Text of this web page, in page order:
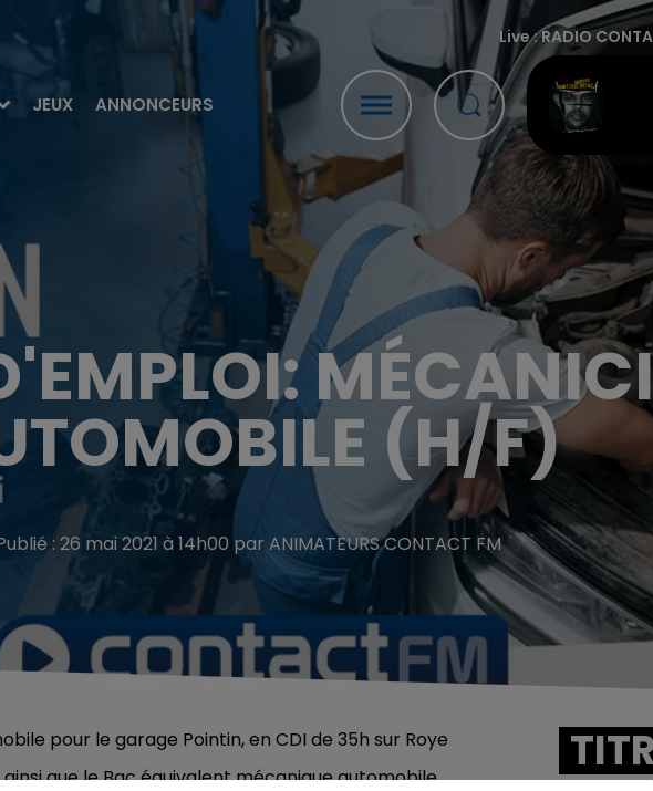
JEUX ANNONCEURS
Live :RADIO
(H/F)
: 26 mai 2021 à 14h00 par ANIMATEURS CONTACT FM
pour le garage Pointin, en CDI de 35h sur Roye
que le Bac équivalent mécanique automobile